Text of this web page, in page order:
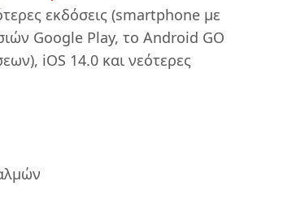
εκδόσεις (smartphone με
Google Play, το Android GO
iOS 14.0 και νεότερες